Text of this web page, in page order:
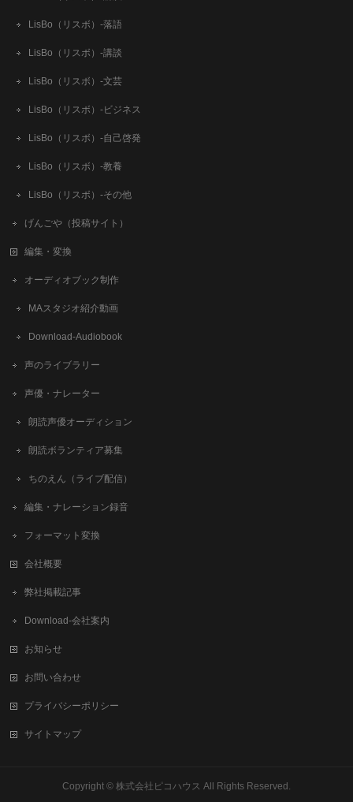
LisBo（リスボ）-落語
LisBo（リスボ）-講談
LisBo（リスボ）-文芸
LisBo（リスボ）-ビジネス
LisBo（リスボ）-自己啓発
LisBo（リスボ）-教養
LisBo（リスボ）-その他
げんごや（投稿サイト）
編集・変換
オーディオブック制作
MAスタジオ紹介動画
Download-Audiobook
声のライブラリー
声優・ナレーター
朗読声優オーディション
朗読ボランティア募集
ちのえん（ライブ配信）
編集・ナレーション録音
フォーマット変換
会社概要
弊社掲載記事
Download-会社案内
お知らせ
お問い合わせ
プライバシーポリシー
サイトマップ
Copyright © 株式会社ピコハウス All Rights Reserved.